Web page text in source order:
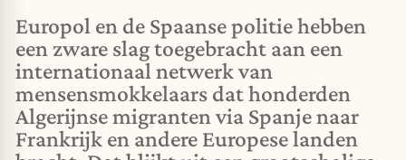
Europol en de Spaanse politie hebben
een zware slag toegebracht aan een
internationaal netwerk van
mensensmokkelaars dat honderden
Algerijnse migranten via Spanje naar
Frankrijk en andere Europese landen